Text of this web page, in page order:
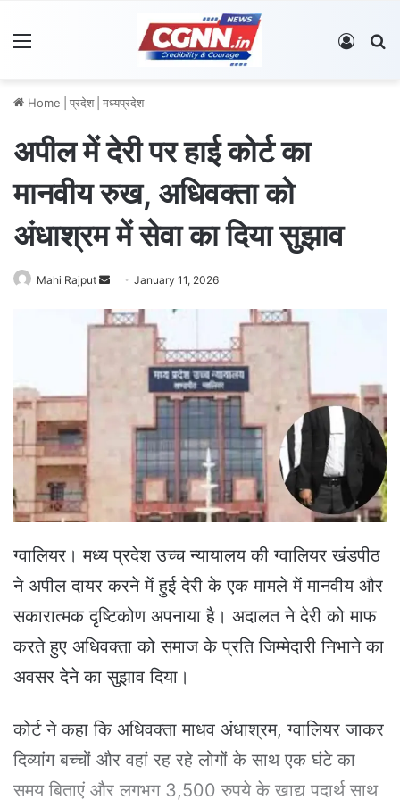
Log In
Home प्रदेश मध्यप्रदेश
अपील में देरी पर हाई कोर्ट का
मानवीय रुख, अधिवक्ता को
अंधाश्रम में सेवा का दिया सुझाव
Mahi Rajput
n
n
January 11, 2026
ग्वालियर। मध्य प्रदेश उच्च न्यायालय की ग्वालियर खंडपीठ
ने अपील दायर करने में हुई देरी के एक मामले में मानवीय और
सकारात्मक दृष्टिकोण अपनाया है। अदालत ने देरी को माफ
करते हुए अधिवक्ता को समाज के प्रति जिम्मेदारी निभाने का
अवसर देने का सुझाव दिया।
कोर्ट ने कहा कि अधिवक्ता माधव अंधाश्रम, ग्वालियर जाकर
दिव्यांग बच्चों और वहां रह रहे लोगों के साथ एक घंटे का
समय बिताएं और लगभग 3,500 रुपये के खाद्य पदार्थ साथ